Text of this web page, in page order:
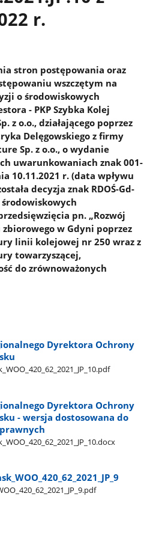
r.
stron postępowania oraz
wszczętym na
o środowiskowych
- PKP Szybka Kolej
z o.o., działającego poprzez
Delęgowskiego z firmy
Sp. z o.o., o wydanie
uwarunkowaniach znak 001-
10.11.2021 r. (data wpływu
decyzja znak RDOŚ-Gd-
środowiskowych
pn. „Rozwój
w Gdyni poprzez
linii kolejowej nr 250 wraz z
towarzyszącej,
do zrównoważonych
Dyrektora Ochrony
Dyrektora Ochrony
- wersja dostosowana do